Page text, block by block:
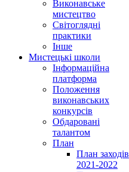
Виконавське
мистецтво
Світоглядні
практики
Інше
Мистецькі школи
Інформаційна
платформа
Положення
виконавських
конкурсів
Обдаровані
талантом
План
План заходів
2021-2022